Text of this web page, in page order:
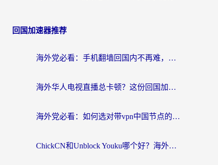
回国加速器推荐
海外党必看：手机翻墙回国内不再难，一篇搞定无缝访问国内资源指南
海外华人电视直播总卡顿？这份回国加速器选择指南帮你无缝看国内资源
海外党必看：如何选对带vpn中国节点的加速器？无缝访问国内资源全攻略
ChickCN和Unblock Youku哪个好？海外党亲测4款热门回国加速器，附避坑指南